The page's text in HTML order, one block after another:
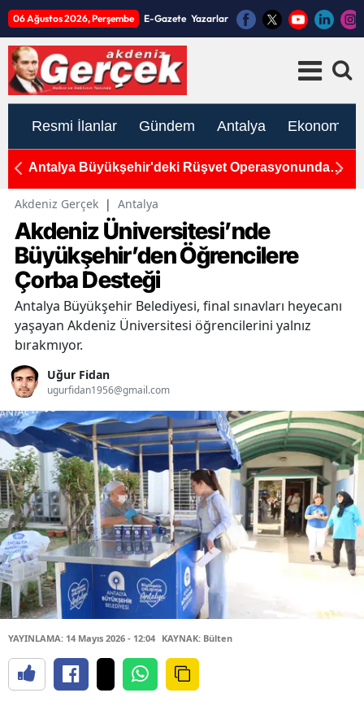
06 Ağustos 2026, Perşembe E-Gazete Yazarlar
Resmi İlanlar Gündem Antalya Ekonomi
Antalya Büyükşehir'deki Rüşvet Operasyonunda
Akdeniz Gerçek | Antalya
Akdeniz Üniversitesi’nde
Büyükşehir’den Öğrencilere
Çorba Desteği
Antalya Büyükşehir Belediyesi, final sınavları heyecanı
yaşayan Akdeniz Üniversitesi öğrencilerini yalnız
bırakmıyor.
Uğur Fidan
ugurfidan1956@gmail.com
YAYINLAMA: 14 Mayıs 2026 - 12:04 KAYNAK: Bülten